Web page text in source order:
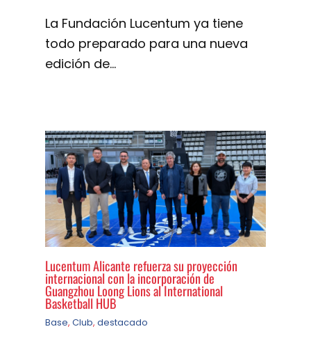
La Fundación Lucentum ya tiene
todo preparado para una nueva
edición de…
Lucentum Alicante refuerza su proyección
internacional con la incorporación de
Guangzhou Loong Lions al International
Basketball HUB
Base, Club, destacado